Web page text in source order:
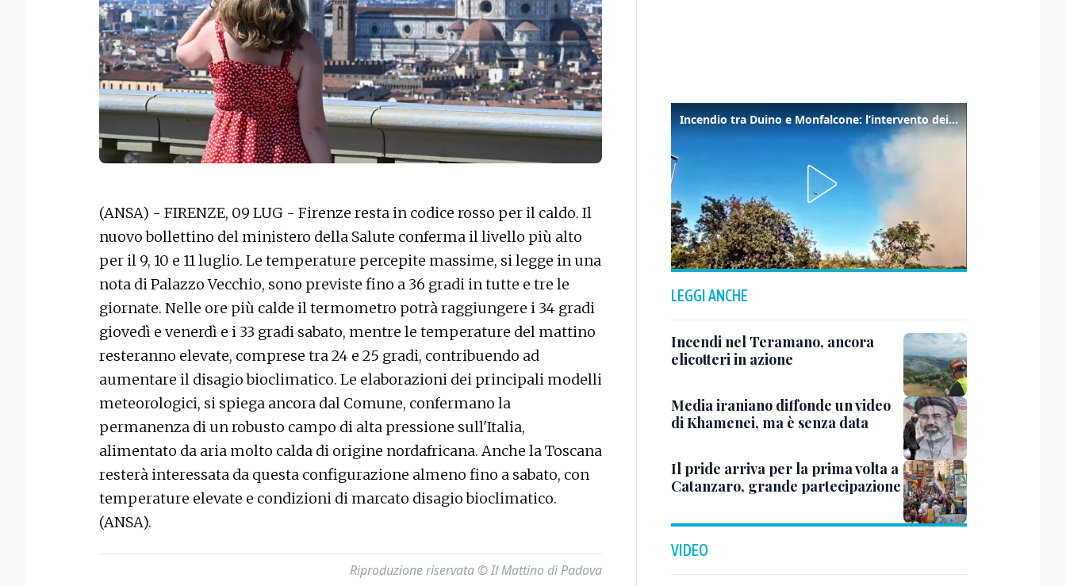
(ANSA) - FIRENZE, 09 LUG - Firenze resta in codice rosso per il caldo. Il
nuovo bollettino del ministero della Salute conferma il livello più alto
per il 9, 10 e 11 luglio. Le temperature percepite massime, si legge in una
nota di Palazzo Vecchio, sono previste fino a 36 gradi in tutte e tre le
giornate. Nelle ore più calde il termometro potrà raggiungere i 34 gradi
giovedì e venerdì e i 33 gradi sabato, mentre le temperature del mattino
resteranno elevate, comprese tra 24 e 25 gradi, contribuendo ad
aumentare il disagio bioclimatico. Le elaborazioni dei principali modelli
meteorologici, si spiega ancora dal Comune, confermano la
permanenza di un robusto campo di alta pressione sull'Italia,
alimentato da aria molto calda di origine nordafricana. Anche la Toscana
resterà interessata da questa configurazione almeno fino a sabato, con
temperature elevate e condizioni di marcato disagio bioclimatico.
(ANSA).
Riproduzione riservata © Il Mattino di Padova
Incendio tra Duino e Monfalcone: l’intervento dei vigili del fuoco
LEGGI ANCHE
Incendi nel Teramano, ancora
elicotteri in azione
Media iraniano diffonde un video
di Khamenei, ma è senza data
Il pride arriva per la prima volta a
Catanzaro, grande partecipazione
VIDEO